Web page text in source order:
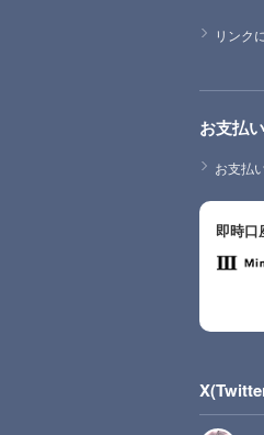
リンク
お支払
お支払
即時口